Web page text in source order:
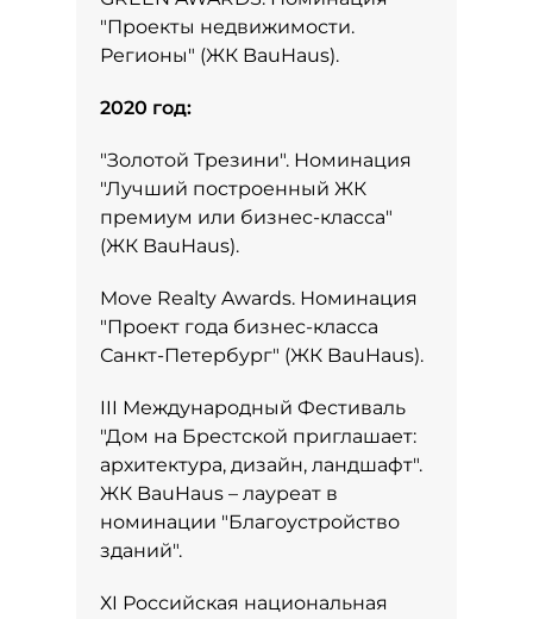
"Проекты недвижимости.
Регионы" (ЖК BauHaus).
2020 год:
"Золотой Трезини". Номинация
"Лучший построенный ЖК
премиум или бизнес-класса"
(ЖК BauHaus).
Move Realty Awards. Номинация
"Проект года бизнес-класса
Санкт-Петербург" (ЖК BauHaus).
III Международный Фестиваль
"Дом на Брестской приглашает:
архитектура, дизайн, ландшафт".
ЖК BauHaus – лауреат в
номинации "Благоустройство
зданий".
ХI Российская национальная